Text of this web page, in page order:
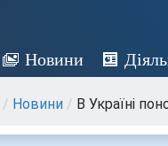
Новини
/ Новини / В Україні